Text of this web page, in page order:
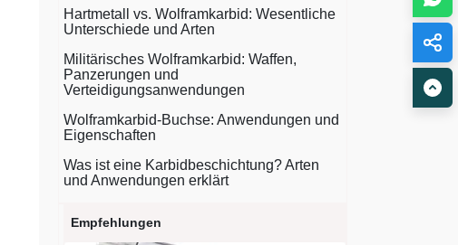
Hartmetall vs. Wolframkarbid: Wesentliche
Unterschiede und Arten
Militärisches Wolframkarbid: Waffen,
Panzerungen und
Verteidigungsanwendungen
Wolframkarbid-Buchse: Anwendungen und
Eigenschaften
Was ist eine Karbidbeschichtung? Arten
und Anwendungen erklärt
Empfehlungen